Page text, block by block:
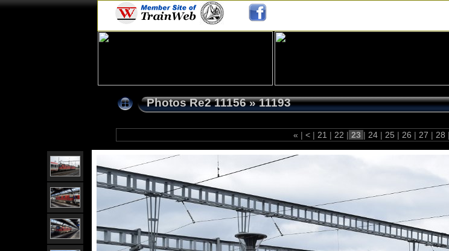
Photos Re2 11156»11193
« | < | 21 | 22 | 23 | 24 | 25 | 26 | 27 | 28 |